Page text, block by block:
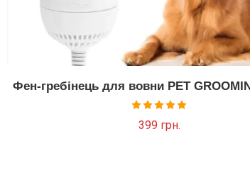
Фен-гребінець для вовни PET
Оцінено в
399 грн.